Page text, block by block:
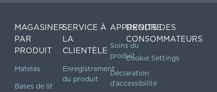
MAGASINER
PAR
PRODUIT
Matelas
Bases de lit
SERVICE À
LA
CLIENTÈLE
Enregistrement
du produit
APPRENDRE
Soins du
produit
Déclaration
d’accessibilité
DROITS DES
CONSOMMATEURS
Cookie Settings